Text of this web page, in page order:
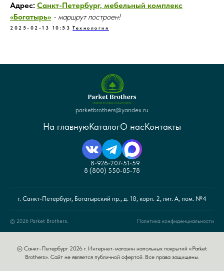
Адрес: Санкт-Петербург, мебельный комплекс
«Богатырь» - маршрут построен!
2025-02-13 10:53 Технология
parketbrothers@yandex.ru
На главнуюКаталогО насКонтакты
8-926-207-51-59
8 (800) 550-85-78
г. Санкт-Петербург, Богатырский пр., д. 18, корп. 2, лит. А, пом. №4
© 2026 Parket Brothers. Политика конфиденциальности
© Санкт-Петербург 2026 г. Интернет-магазин напольных покрытий «Parket
Brothers». Сайт не является публичной офертой. Все права защищены.